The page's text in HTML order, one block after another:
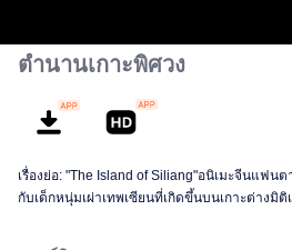
ตำนานเกาะพิศวง
เรื่องย่อ: "The Island of Siliang"อนิเมะจีนแฟน
กับเด็กหนุ่มเผ่าเทพเซียนที่เกิดขึ้นบนเกาะต่างมิ